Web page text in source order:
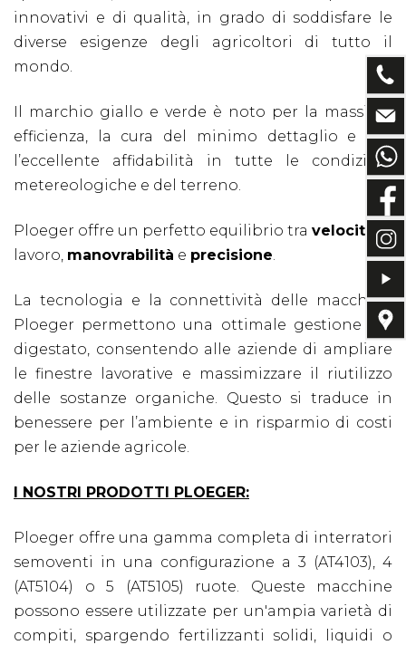
innovativi e di qualità, in grado di soddisfare le
diverse esigenze degli agricoltori di tutto il
mondo.
Il marchio giallo e verde è noto per la massima
efficienza, la cura del minimo dettaglio e per
l’eccellente affidabilità in tutte le condizioni
metereologiche e del terreno.
Ploeger offre un perfetto equilibrio tra velocità
di
lavoro, manovrabilità e precisione.
La tecnologia e la connettività delle macchine
Ploeger permettono una ottimale gestione del
digestato, consentendo alle aziende di ampliare
le finestre lavorative e massimizzare il riutilizzo
delle sostanze organiche. Questo si traduce in
benessere per l’ambiente e in risparmio di costi
per le aziende agricole.
I NOSTRI PRODOTTI PLOEGER:
Ploeger offre una gamma completa di interratori
semoventi in una configurazione a 3 (AT4103), 4
(AT5104) o 5 (AT5105) ruote. Queste macchine
possono essere utilizzate per un'ampia varietà di
compiti, spargendo fertilizzanti solidi, liquidi o